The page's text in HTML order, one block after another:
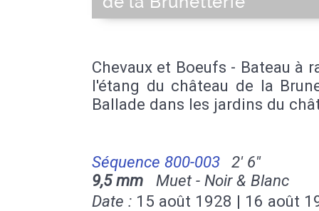
Chevaux et Boeufs - Bateau à
l'étang du château de la
Ballade dans les jardins du
Séquence 800-003
2' 6''
9,5 mm Muet - Noir & Blanc
Date : 15 août 1928 | 16 août